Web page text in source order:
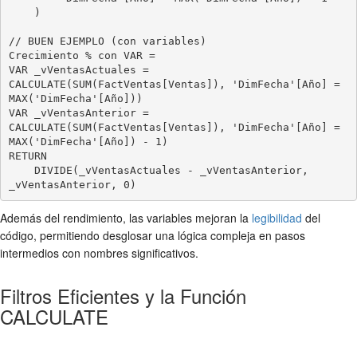
// BUEN EJEMPLO (con variables)
Crecimiento % con VAR =
VAR _vVentasActuales =
CALCULATE(SUM(FactVentas[Ventas]), 'DimFecha'[Año] =
MAX('DimFecha'[Año]))
VAR _vVentasAnterior =
CALCULATE(SUM(FactVentas[Ventas]), 'DimFecha'[Año] =
MAX('DimFecha'[Año]) - 1)
RETURN
Además del rendimiento, las variables mejoran la legibilidad del
código, permitiendo desglosar una lógica compleja en pasos
intermedios con nombres significativos.
Filtros Eficientes y la Función
CALCULATE